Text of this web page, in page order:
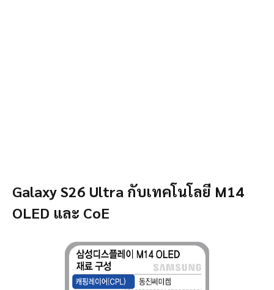
Galaxy S26 Ultra กับเทคโนโลยี M14
OLED และ CoE